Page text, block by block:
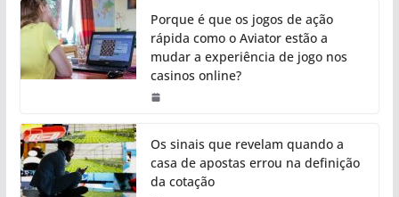
Porque é que os jogos de ação
rápida como o Aviator estão a
mudar a experiência de jogo nos
casinos online?
Os sinais que revelam quando a
casa de apostas errou na definição
da cotação